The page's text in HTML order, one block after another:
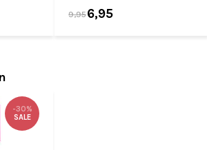
9,956,95
-30%
SALE